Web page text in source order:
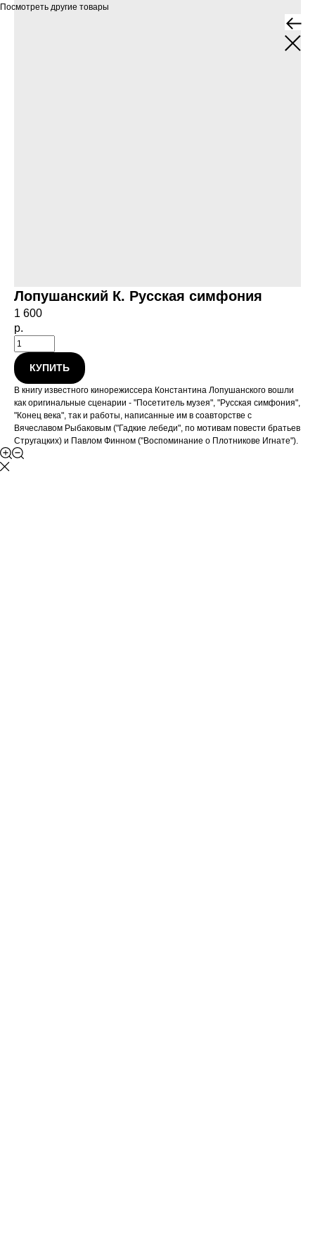
Посмотреть другие товары
Лопушанский К. Русская симфония
1 600
р.
КУПИТЬ
В книгу известного кинорежиссера Константина Лопушанского вошли
как оригинальные сценарии - "Посетитель музея", "Русская симфония",
"Конец века", так и работы, написанные им в соавторстве с
Вячеславом Рыбаковым ("Гадкие лебеди", по мотивам повести братьев
Стругацких) и Павлом Финном ("Воспоминание о Плотникове Игнате").